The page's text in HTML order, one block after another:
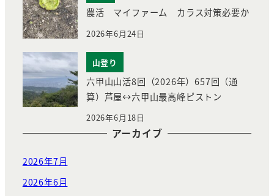
農活 マイファーム カラス対策必要か
2026年6月24日
山登り
六甲山山活8回（2026年）657回（通
算）芦屋↔︎六甲山最高峰ピストン
2026年6月18日
アーカイブ
2026年7月
2026年6月